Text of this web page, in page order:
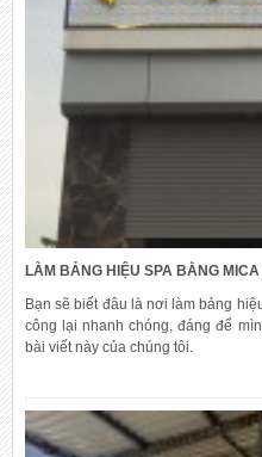
LÀM BẢNG HIỆU SPA BẰNG
Bạn sẽ biết đâu là nơi làm bảng
công lại nhanh chóng, đáng để
bài viết này của chúng tôi.